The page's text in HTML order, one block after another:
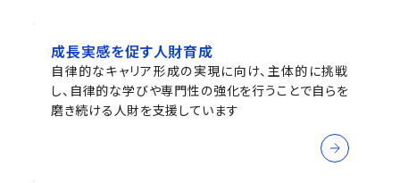
成長実感を促す人財育成
自律的なキャリア形成の実現に向け、主体的に挑戦
し、自律的な学びや専門性の強化を行うことで自らを
磨き続ける人財を支援しています